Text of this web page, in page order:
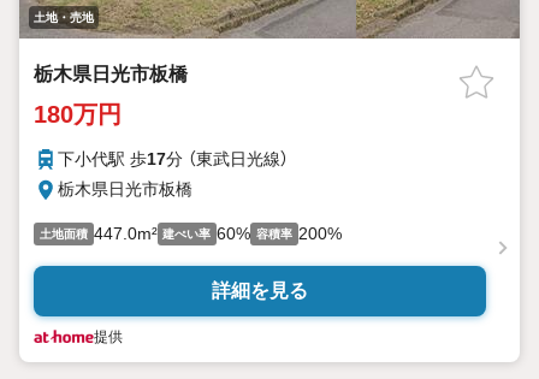
土地・売地
栃木県日光市板橋
180万円
下小代駅 歩17分 （東武日光線）
栃木県日光市板橋
土地面積 447.0m² 建ぺい率 60% 容積率 200%
詳細を見る
提供